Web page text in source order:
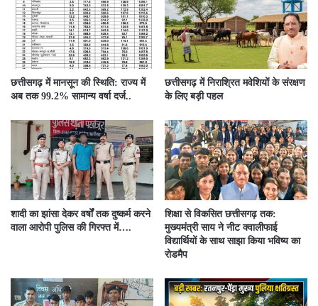
छत्तीसगढ़ में मानसून की स्थिति: राज्य में
अब तक 99.2% सामान्य वर्षा दर्ज..
छत्तीसगढ़ में निराश्रित मवेशियों के संरक्षण
के लिए बड़ी पहल
शादी का झांसा देकर वर्षों तक दुष्कर्म करने
वाला आरोपी पुलिस की गिरफ्त में….
शिक्षा से विकसित छत्तीसगढ़ तक:
मुख्यमंत्री साय ने नीट क्वालीफाई
विद्यार्थियों के साथ साझा किया भविष्य का
रोडमैप